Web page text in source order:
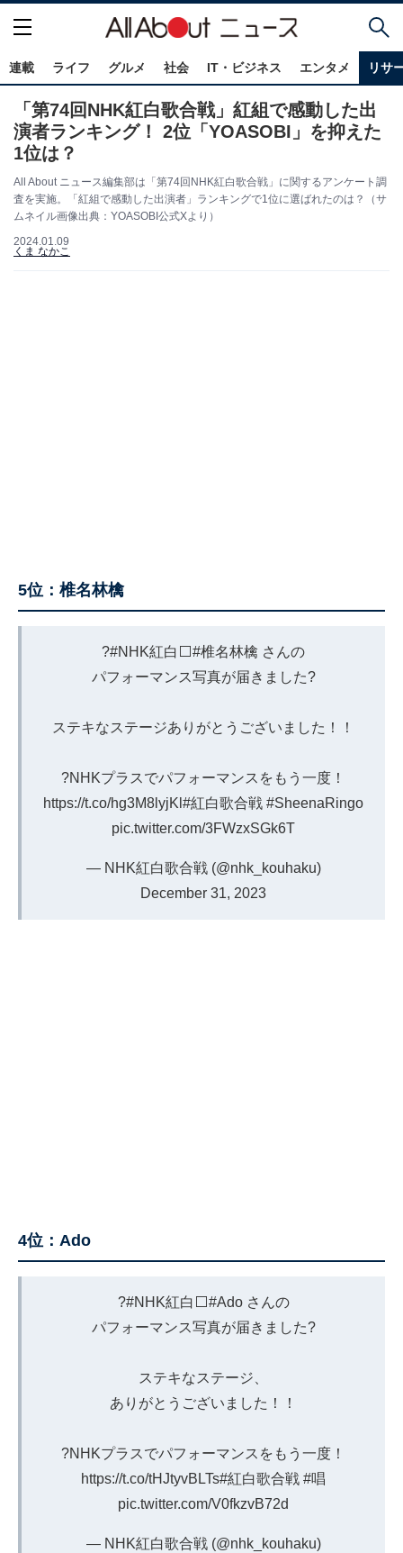
連載 ライフ グルメ 社会 IT・ビジネス エンタメ リサ
「第74回NHK紅白歌合戦」紅組で感動した出
演者ランキング！ 2位「YOASOBI」を抑えた
1位は？
All About ニュース編集部は「第74回NHK紅白歌合戦」に関するアンケート調
査を実施。「紅組で感動した出演者」ランキングで1位に選ばれたのは？（サ
ムネイル画像出典：YOASOBI公式Xより）
2024.01.09
くま なかこ
5位：椎名林檎
?#NHK紅白 ⬜️#椎名林檎 さんの
パフォーマンス写真が届きました?
ステキなステージありがとうございました！！
?NHKプラスでパフォーマンスをもう一度！
https://t.co/hg3M8lyjKl #紅白歌合戦 #SheenaRingo
pic.twitter.com/3FWzxSGk6T
— NHK紅白歌合戦 (@nhk_kouhaku)
December 31, 2023
4位：Ado
?#NHK紅白 ⬜️#Adoさんの
パフォーマンス写真が届きました?
ステキなステージ、
ありがとうございました！！
?NHKプラスでパフォーマンスをもう一度！
https://t.co/tHJtyvBLTs#紅白歌合戦 #唱
pic.twitter.com/V0fkzvB72d
— NHK紅白歌合戦 (@nhk_kouhaku)